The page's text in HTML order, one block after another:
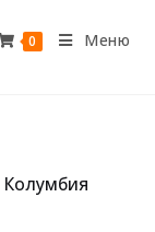
0 Меню
Колумбия